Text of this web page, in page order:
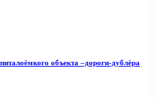
объекта –дороги-дублёра